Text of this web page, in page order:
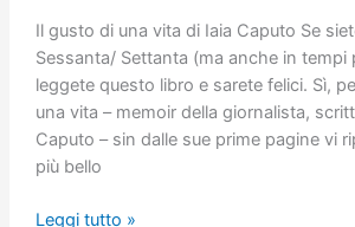
Il gusto di una vita di Iaia Caputo Se
Sessanta/ Settanta (ma anche in tempi
leggete questo libro e sarete felici. Sì,
una vita – memoir della giornalista,
Caputo – sin dalle sue prime pagine vi
più bello
Il
Leggi tutto »